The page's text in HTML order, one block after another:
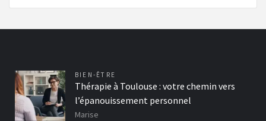
BIEN-ÊTRE
Thérapie à Toulouse : votre chemin vers
l’épanouissement personnel
Marise